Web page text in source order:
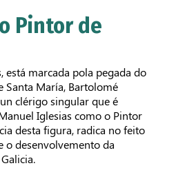
Pintor de
está marcada pola pegada do
Santa María, Bartolomé
clérigo singular que é
Iglesias como o Pintor
desta figura, radica no feito
o desenvolvemento da